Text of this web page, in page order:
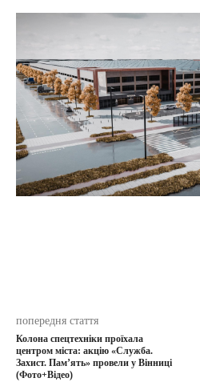
попередня стаття
Колона спецтехніки проїхала
центром міста: акцію «Служба.
Захист. Пам’ять» провели у Вінниці
(Фото+Відео)